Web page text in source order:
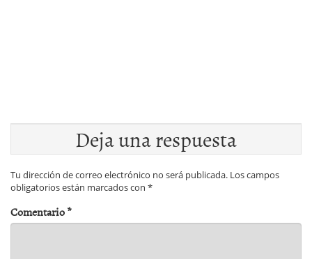
Deja una respuesta
Tu dirección de correo electrónico no será publicada. Los campos
obligatorios están marcados con *
Comentario*